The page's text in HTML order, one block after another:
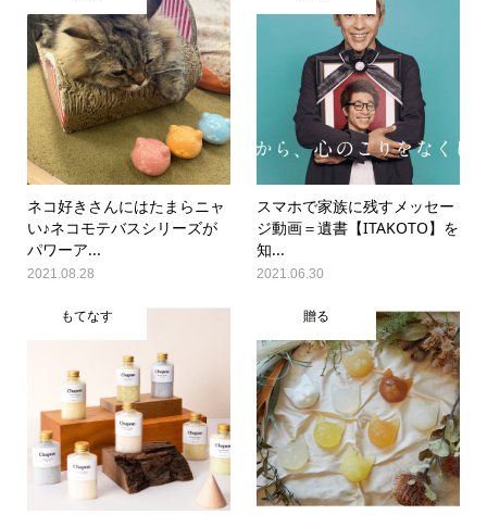
ネコ好きさんにはたまらニャ
い♪ネコモテバスシリーズが
パワーア...
2021.08.28
スマホで家族に残すメッセー
ジ動画＝遺書【ITAKOTO】を
知...
2021.06.30
もてなす 贈る